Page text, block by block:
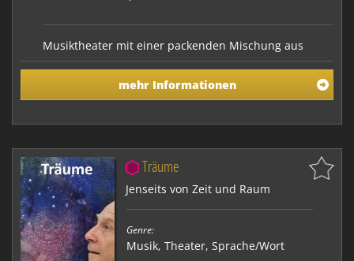
Musiktheater mit einer packenden Mischung aus
Musik, Sprachakrobatik und Schauspiel. Die
Machbarkeitswahn des Patriarchats. Fahren wir
unsere Welt an die Wand oder wird der Frosch an die
Wand geknallt? Die existentielle Frage der Moderne:
mehr Informationen
Träume
Jenseits von Zeit und Raum
Genre:
Musik, Theater, Sprache/Wort